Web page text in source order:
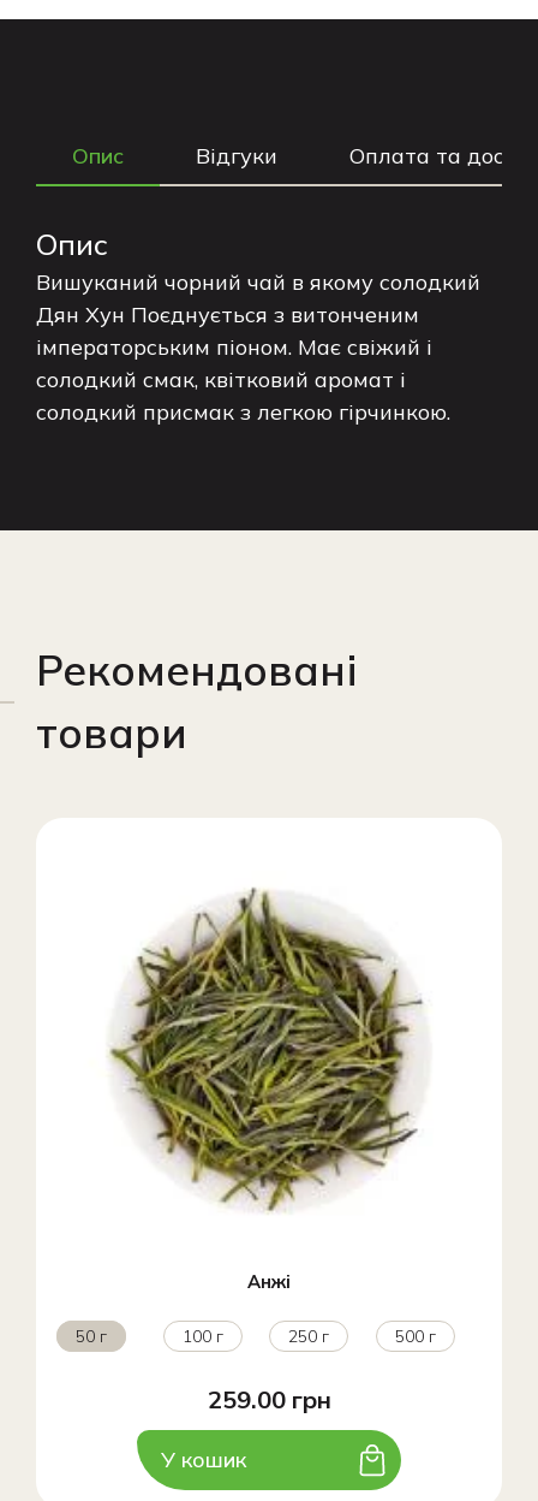
Опис Відгуки Оплата та
Опис
Вишуканий чорний чай в якому солодкий
Дян Хун Поєднується з витонченим
імператорським піоном. Має свіжий і
солодкий смак, квітковий аромат і
солодкий присмак з легкою гірчинкою.
Рекомендовані
товари
Анжі
50 г 100 г 250 г 500 г
259.00 грн
У кошик